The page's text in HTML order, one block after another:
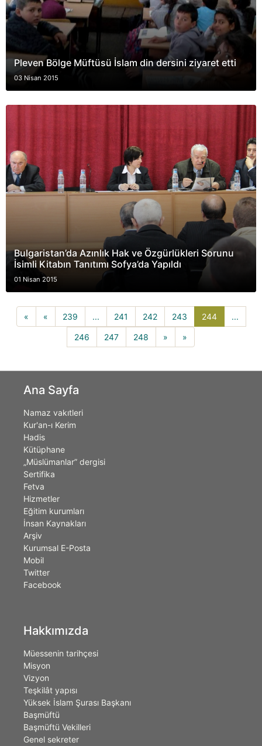
Pleven Bölge Müftüsü İslam din dersini ziyaret etti
03 Nisan 2015
Bulgaristan’da Azınlık Hak ve Özgürlükleri Sorunu
İsimli Kitabın Tanıtımı Sofya’da Yapıldı
01 Nisan 2015
« « 239 ... 241 242 243 244 ...
246 247 248 » »
Ana Sayfa
Namaz vakıtleri
Kur'an-ı Kerim
Hadis
Kütüphane
„Müslümanlar” dergisi
Sertifika
Fetva
Hizmetler
Eğitim kurumları
İnsan Kaynakları
Arşiv
Kurumsal E-Posta
Mobil
Twitter
Facebook
Hakkımızda
Müessenin tarihçesi
Misyon
Vizyon
Teşkilât yapısı
Yüksek İslam Şurası Başkanı
Başmüftü
Başmüftü Vekilleri
Genel sekreter